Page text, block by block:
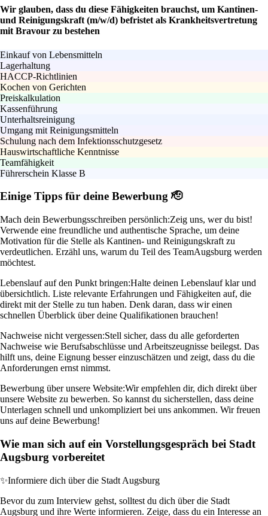
Wir glauben, dass du diese Fähigkeiten brauchst, um Kantinen-
und Reinigungskraft (m/w/d) befristet als Krankheitsvertretung
mit Bravour zu bestehen
Einkauf von Lebensmitteln
Lagerhaltung
HACCP-Richtlinien
Kochen von Gerichten
Preiskalkulation
Kassenführung
Unterhaltsreinigung
Umgang mit Reinigungsmitteln
Schulung nach dem Infektionsschutzgesetz
Hauswirtschaftliche Kenntnisse
Teamfähigkeit
Führerschein Klasse B
Einige Tipps für deine Bewerbung 🫡
Mach dein Bewerbungsschreiben persönlich:Zeig uns, wer du bist!
Verwende eine freundliche und authentische Sprache, um deine
Motivation für die Stelle als Kantinen- und Reinigungskraft zu
verdeutlichen. Erzähl uns, warum du Teil des TeamAugsburg werden
möchtest.
Lebenslauf auf den Punkt bringen:Halte deinen Lebenslauf klar und
übersichtlich. Liste relevante Erfahrungen und Fähigkeiten auf, die
direkt mit der Stelle zu tun haben. Denk daran, dass wir einen
schnellen Überblick über deine Qualifikationen brauchen!
Nachweise nicht vergessen:Stell sicher, dass du alle geforderten
Nachweise wie Berufsabschlüsse und Arbeitszeugnisse beilegst. Das
hilft uns, deine Eignung besser einzuschätzen und zeigt, dass du die
Anforderungen ernst nimmst.
Bewerbung über unsere Website:Wir empfehlen dir, dich direkt über
unsere Website zu bewerben. So kannst du sicherstellen, dass deine
Unterlagen schnell und unkompliziert bei uns ankommen. Wir freuen
uns auf deine Bewerbung!
Wie man sich auf ein Vorstellungsgespräch bei Stadt
Augsburg vorbereitet
✨Informiere dich über die Stadt Augsburg
Bevor du zum Interview gehst, solltest du dich über die Stadt
Augsburg und ihre Werte informieren. Zeige, dass du ein Interesse an